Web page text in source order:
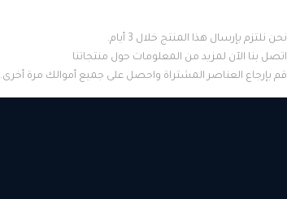
نحن نلتزم بإرسال هذا المنتج خلال 3 أيام.
اتصل بنا الآن لمزيد من المعلومات حول منتجاتنا
قم بإرجاع العناصر المشتراة واحصل على جميع أموالك مرة أخرى.